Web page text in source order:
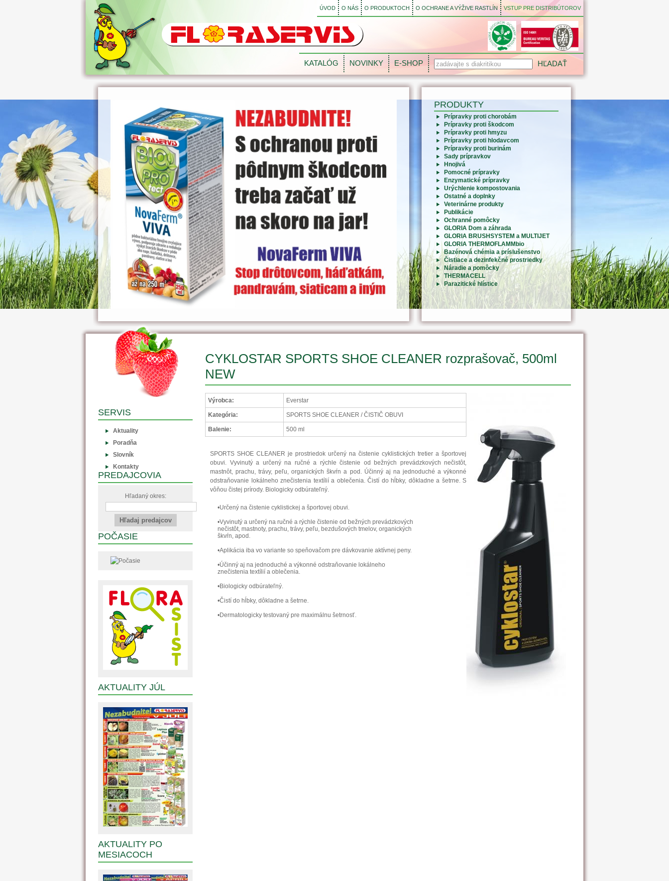
ÚVOD O NÁS O PRODUKTOCH O OCHRANE A VÝŽIVE RASTLÍN VSTUP PRE DISTRIBÚTOROV
KATALÓG NOVINKY E-SHOP
PRODUKTY
Prípravky proti chorobám
Prípravky proti škodcom
Prípravky proti hmyzu
Prípravky proti hlodavcom
Prípravky proti burinám
Sady prípravkov
Hnojivá
Pomocné prípravky
Enzymatické prípravky
Urýchlenie kompostovania
Ostatné a doplnky
Veterinárne produkty
Publikácie
Ochranné pomôcky
GLORIA Dom a záhrada
GLORIA BRUSHSYSTEM a MULTIJET
GLORIA THERMOFLAMMbio
Bazénová chémia a príslušenstvo
Čistiace a dezinfekčné prostriedky
Náradie a pomôcky
THERMACELL
Parazitické hlístice
CYKLOSTAR SPORTS SHOE CLEANER rozprašovač, 500ml
NEW
Výrobca: Everstar
Kategória: SPORTS SHOE CLEANER / ČISTIČ OBUVI
Balenie: 500 ml
SPORTS SHOE CLEANER je prostriedok určený na čistenie cyklistických tretier a športovej
obuvi. Vyvinutý a určený na ručné a rýchle čistenie od bežných prevádzkových nečistôt,
mastnôt, prachu, trávy, peľu, organických škvŕn a pod. Účinný aj na jednoduché a výkonné
odstraňovanie lokálneho znečistenia textílií a oblečenia. Čistí do hĺbky, dôkladne a šetrne. S
vôňou čistej prírody. Biologicky odbúrateľný.
•Určený na čistenie cyklistickej a športovej obuvi.
•Vyvinutý a určený na ručné a rýchle čistenie od bežných prevádzkových
nečistôt, mastnoty, prachu, trávy, peľu, bezdušových tmelov, organických
škvŕn, apod.
•Aplikácia iba vo variante so speňovačom pre dávkovanie aktívnej peny.
•Účinný aj na jednoduché a výkonné odstraňovanie lokálneho
znečistenia textílií a oblečenia.
•Biologicky odbúrateľný.
•Čistí do hĺbky, dôkladne a šetrne.
•Dermatologicky testovaný pre maximálnu šetrnosť.
SERVIS
Aktuality
Poradňa
Slovník
Kontakty
PREDAJCOVIA
Hľadaný okres:
POČASIE
AKTUALITY JÚL
AKTUALITY PO
MESIACOCH